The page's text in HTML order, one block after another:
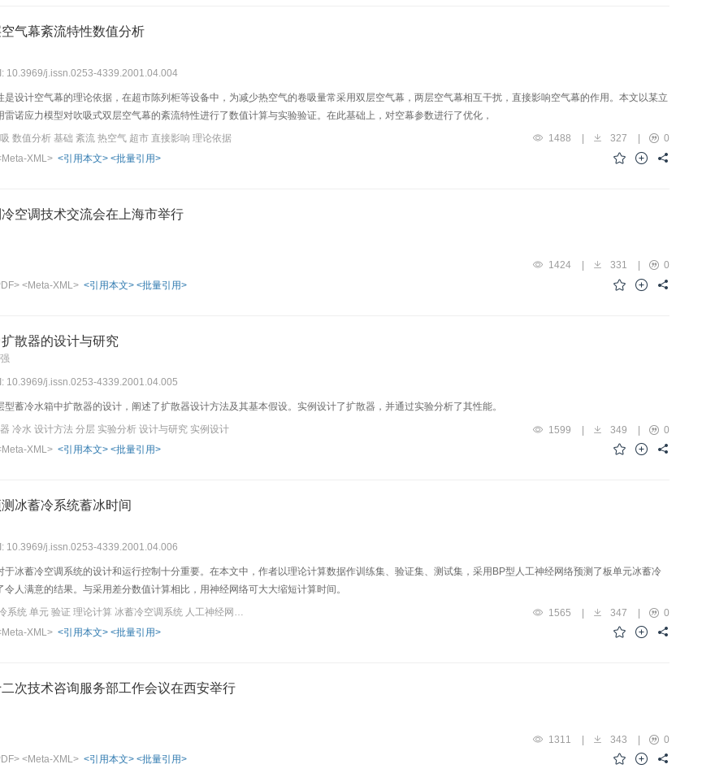
气幕紊流特性数值分析
10.3969/j.issn.0253-4339.2001.04.004
是设计空气幕的理论依据，在超市陈列柜等设备中，为减少热空气的卷吸量常采用双层空气幕，两层空气幕相互干扰，直接影响空气幕的作用。本文以某立
雷诺应力模型对吹吸式双层空气幕的紊流特性进行了数值计算与实验验证。在此基础上，对空幕参数进行了优化，
数值分析 基础 紊流 热空气 超市 直接影响 理论依据
1488 327
0
XML> <引用本文> <批量引用>
空调技术交流会在上海市举行
1424 331
0
<Meta-XML> <引用本文> <批量引用>
散器的设计与研究
10.3969/j.issn.0253-4339.2001.04.005
型蓄冷水箱中扩散器的设计，阐述了扩散器设计方法及其基本假设。实例设计了扩散器，并通过实验分析了其性能。
冷水 设计方法 分层 实验分析 设计与研究 实例设计
1599 349
0
XML> <引用本文> <批量引用>
冰蓄冷系统蓄冰时间
10.3969/j.issn.0253-4339.2001.04.006
于冰蓄冷空调系统的设计和运行控制十分重要。在本文中，作者以理论计算数据作训练集、验证集、测试集，采用BP型人工神经网络预测了板单元冰蓄冷
令人满意的结果。与采用差分数值计算相比，用神经网络可大大缩短计算时间。
关键词：蓄冰时间 冰蓄冷系统 单元 验证 理论计算 冰蓄冷空调系统 人工神经网络 运行控制 差分
1565 | 347 |
0
XML> <引用本文> <批量引用>
次技术咨询服务部工作会议在西安举行
1311 | 343 |
0
<Meta-XML> <引用本文> <批量引用>